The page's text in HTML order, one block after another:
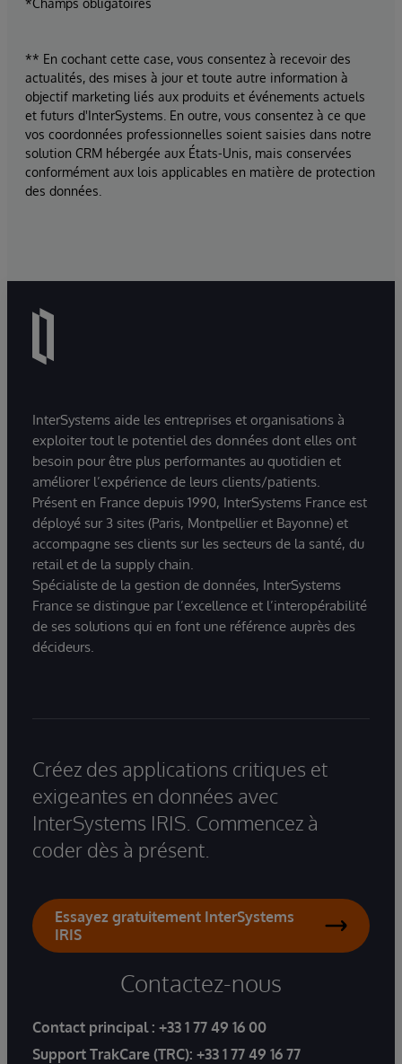
*Champs obligatoires
** En cochant cette case, vous consentez à recevoir des
actualités, des mises à jour et toute autre information à
objectif marketing liés aux produits et événements actuels
et futurs d'InterSystems. En outre, vous consentez à ce que
vos coordonnées professionnelles soient saisies dans notre
solution CRM hébergée aux États-Unis, mais conservées
conformément aux lois applicables en matière de protection
des données.
InterSystems aide les entreprises et organisations à
exploiter tout le potentiel des données dont elles ont
besoin pour être plus performantes au quotidien et
améliorer l’expérience de leurs clients/patients.
Présent en France depuis 1990, InterSystems France est
déployé sur 3 sites (Paris, Montpellier et Bayonne) et
accompagne ses clients sur les secteurs de la santé, du
retail et de la supply chain.
Spécialiste de la gestion de données, InterSystems
France se distingue par l’excellence et l’interopérabilité
de ses solutions qui en font une référence auprès des
décideurs.
Créez des applications critiques et
exigeantes en données avec
InterSystems IRIS. Commencez à
coder dès à présent.
Essayez gratuitement InterSystems
IRIS
Contactez-nous
Contact principal : +33 1 77 49 16 00
Support TrakCare (TRC): +33 1 77 49 16 77